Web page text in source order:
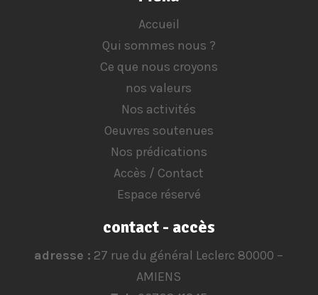
Accueil
Qui sommes nous ?
Ce que nous croyons
nos valeurs
Nos activités
Oeuvres soutenues
Nos prédications
Accès / Contact
Espace réservé
contact - accès
adresse : 27 rue du général Leclerc 80000 –
AMIENS